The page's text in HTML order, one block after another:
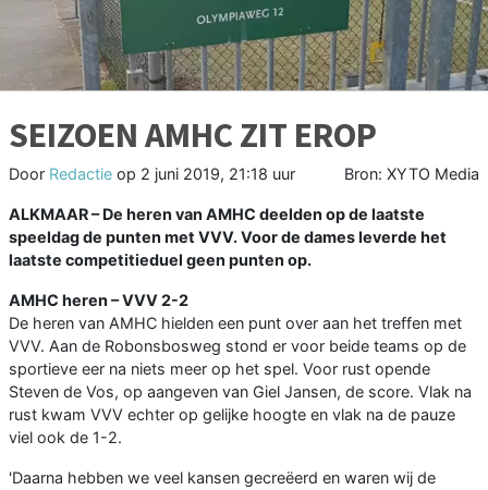
SEIZOEN AMHC ZIT EROP
Door Redactie op 2 juni 2019, 21:18 uur Bron: XYTO Media
ALKMAAR – De heren van AMHC deelden op de laatste
speeldag de punten met VVV. Voor de dames leverde het
laatste competitieduel geen punten op.
AMHC heren – VVV 2-2
De heren van AMHC hielden een punt over aan het treffen met
VVV. Aan de Robonsbosweg stond er voor beide teams op de
sportieve eer na niets meer op het spel. Voor rust opende
Steven de Vos, op aangeven van Giel Jansen, de score. Vlak na
rust kwam VVV echter op gelijke hoogte en vlak na de pauze
viel ook de 1-2.
'Daarna hebben we veel kansen gecreëerd en waren wij de